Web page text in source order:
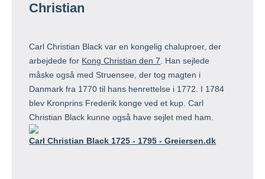
Christian
Carl Christian Black var en kongelig chaluproer, der
arbejdede for Kong Christian den 7. Han sejlede
måske også med Struensee, der tog magten i
Danmark fra 1770 til hans henrettelse i 1772. I 1784
blev Kronprins Frederik konge ved et kup. Carl
Christian Black kunne også have sejlet med ham.
Carl Christian Black 1725 - 1795 - Greiersen.dk